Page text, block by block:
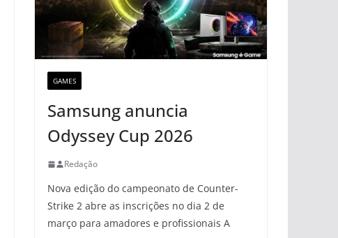
GAMES
Samsung anuncia
Odyssey Cup 2026
Redação
Nova edição do campeonato de Counter-
Strike 2 abre as inscrições no dia 2 de
março para amadores e profissionais A